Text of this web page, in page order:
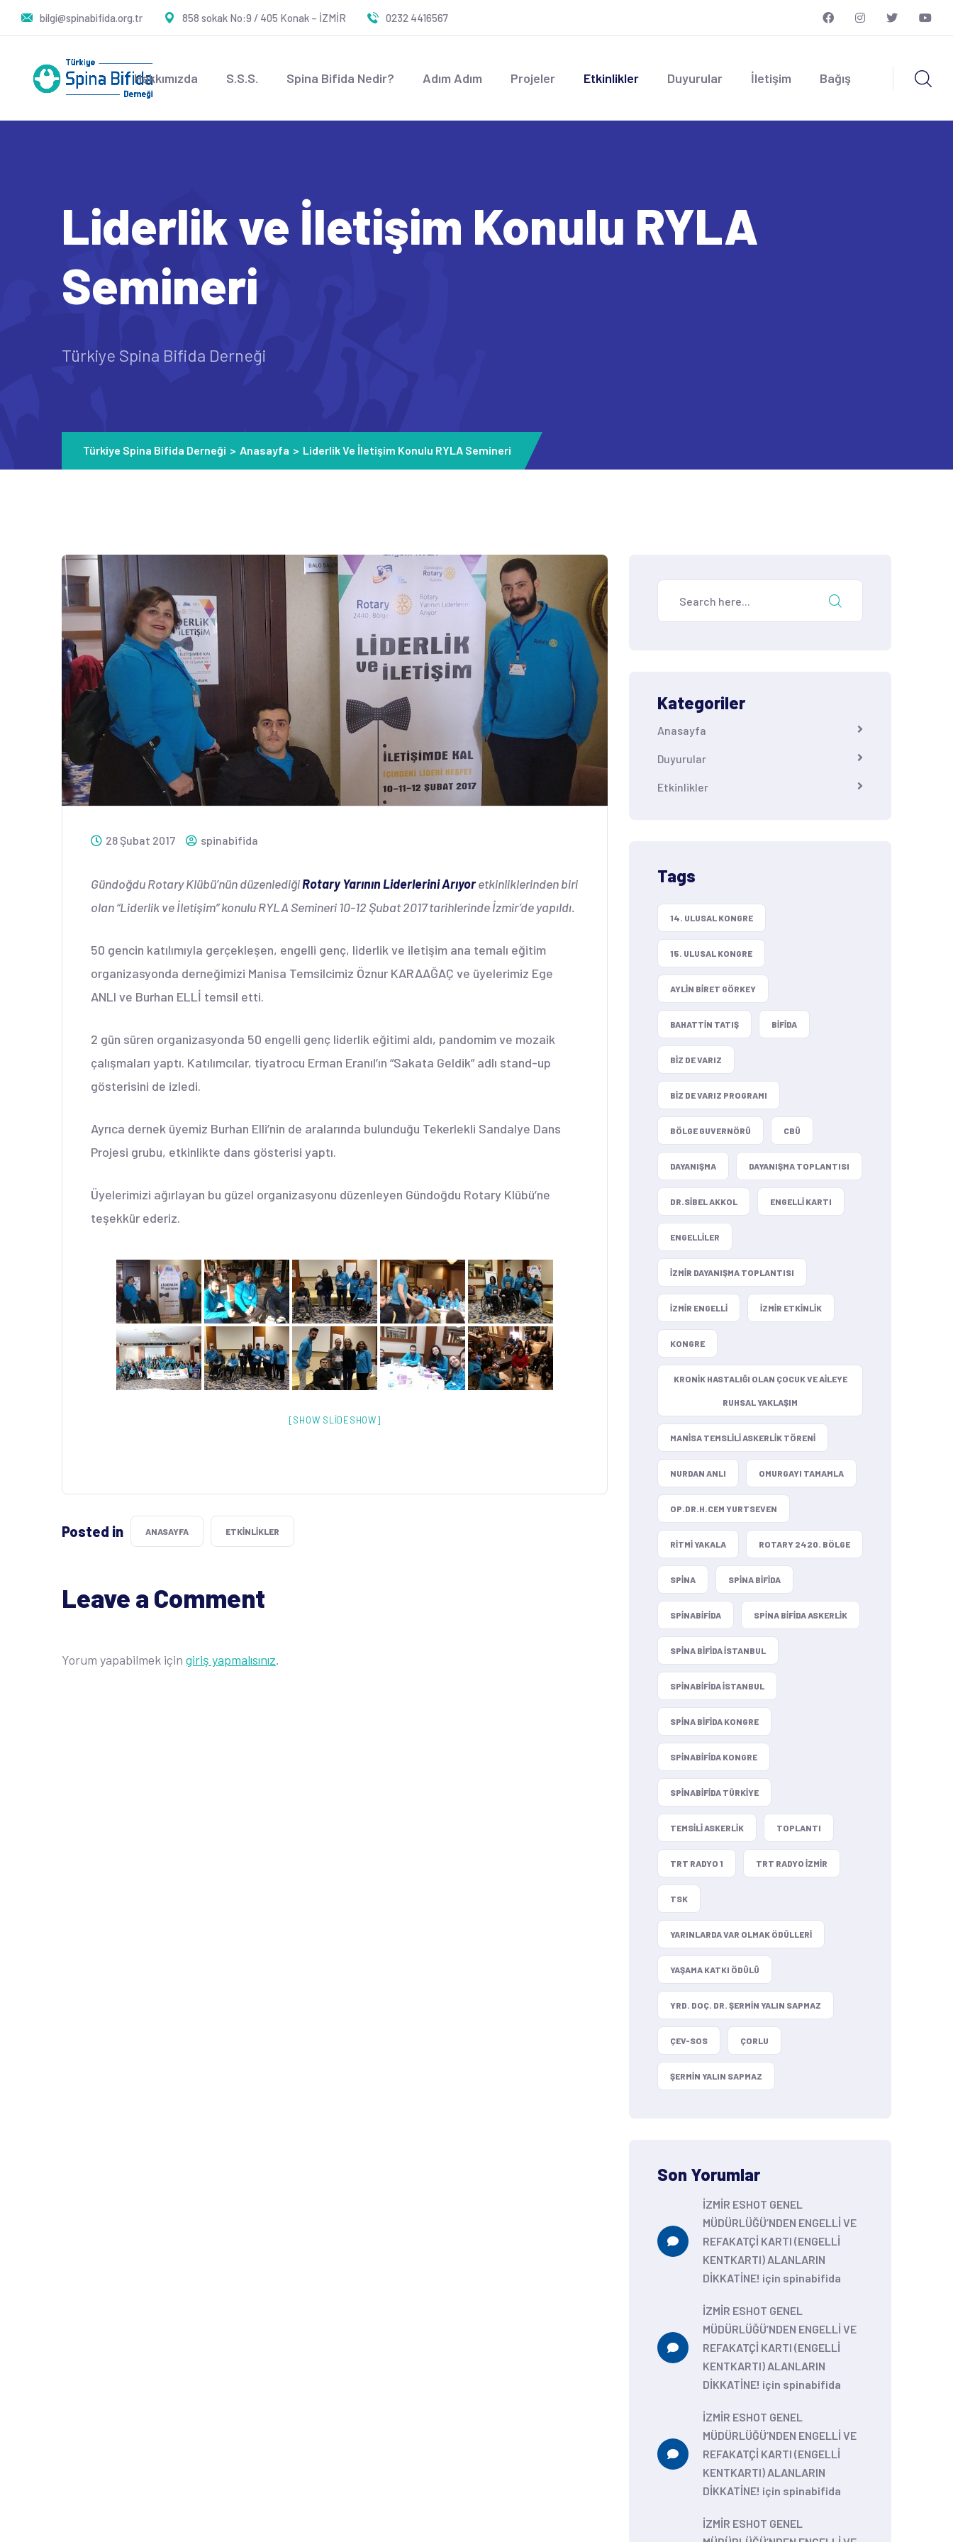
bilgi@spinabifida.org.tr 858 sokak No:9 / 405 Konak – İZMİR 0232 4416567
Hakkımızda S.S.S. Spina Bifida Nedir? Adım Adım Projeler Etkinlikler Duyurular İletişim Bağış
Liderlik ve İletişim Konulu RYLA
Semineri
Türkiye Spina Bifida Derneği
Türkiye Spina Bifida Derneği > Anasayfa > Liderlik Ve İletişim Konulu RYLA Semineri
28 Şubat 2017 spinabifida
Gündoğdu Rotary Klübü’nün düzenlediğiRotary Yarının Liderlerini Arıyoretkinliklerinden biri
olan “Liderlik ve İletişim” konulu RYLA Semineri 10-12 Şubat 2017 tarihlerinde İzmir’de yapıldı.
50 gencin katılımıyla gerçekleşen, engelli genç, liderlik ve iletişim ana temalı eğitim
organizasyonda derneğimizi Manisa Temsilcimiz Öznur KARAAĞAÇ ve üyelerimiz Ege
ANLI ve Burhan ELLİ temsil etti.
2 gün süren organizasyonda 50 engelli genç liderlik eğitimi aldı, pandomim ve mozaik
çalışmaları yaptı. Katılımcılar, tiyatrocu Erman Eranıl’ın “Sakata Geldik” adlı stand-up
gösterisini de izledi.
Ayrıca dernek üyemiz Burhan Elli’nin de aralarında bulunduğu Tekerlekli Sandalye Dans
Projesi grubu, etkinlikte dans gösterisi yaptı.
Üyelerimizi ağırlayan bu güzel organizasyonu düzenleyen Gündoğdu Rotary Klübü’ne
teşekkür ederiz.
[SHOW SLIDESHOW]
Posted in ANASAYFA ETKINLIKLER
Leave a Comment
Yorum yapabilmek için giriş yapmalısınız.
Kategoriler
Anasayfa
Duyurular
Etkinlikler
Tags
14. ULUSAL KONGRE
15. ULUSAL KONGRE
AYLIN BIRET GÖRKEY
BAHATTIN TATIŞ BIFIDA
BIZ DE VARIZ
BIZ DE VARIZ PROGRAMI
BÖLGE GUVERNÖRÜ CBÜ
DAYANIŞMA DAYANIŞMA TOPLANTISI
DR.SIBEL AKKOL ENGELLI KARTI
ENGELLILER
IZMIR DAYANIŞMA TOPLANTISI
IZMIR ENGELLI IZMIR ETKINLIK
KONGRE
KRONIK HASTALIĞI OLAN ÇOCUK VE AILEYE
RUHSAL YAKLAŞIM
MANISA TEMSLILI ASKERLIK TÖRENI
NURDAN ANLI OMURGAYI TAMAMLA
OP.DR.H.CEM YURTSEVEN
RITMI YAKALA ROTARY 2420. BÖLGE
SPINA SPINA BIFIDA
SPINABIFIDA SPINA BIFIDA ASKERLIK
SPINA BIFIDA ISTANBUL
SPINABIFIDA ISTANBUL
SPINA BIFIDA KONGRE
SPINABIFIDA KONGRE
SPINABIFIDA TÜRKIYE
TEMSILI ASKERLIK TOPLANTI
TRT RADYO 1 TRT RADYO IZMIR
TSK
YARINLARDA VAR OLMAK ÖDÜLLERI
YAŞAMA KATKI ÖDÜLÜ
YRD. DOÇ. DR. ŞERMIN YALIN SAPMAZ
ÇEV-SOS ÇORLU
ŞERMIN YALIN SAPMAZ
Son Yorumlar
İZMİR ESHOT GENEL
MÜDÜRLÜĞÜ’NDEN ENGELLİ VE
REFAKATÇİ KARTI (ENGELLİ
KENTKARTI) ALANLARIN
DİKKATİNE! için spinabifida
İZMİR ESHOT GENEL
MÜDÜRLÜĞÜ’NDEN ENGELLİ VE
REFAKATÇİ KARTI (ENGELLİ
KENTKARTI) ALANLARIN
DİKKATİNE! için spinabifida
İZMİR ESHOT GENEL
MÜDÜRLÜĞÜ’NDEN ENGELLİ VE
REFAKATÇİ KARTI (ENGELLİ
KENTKARTI) ALANLARIN
DİKKATİNE! için spinabifida
İZMİR ESHOT GENEL